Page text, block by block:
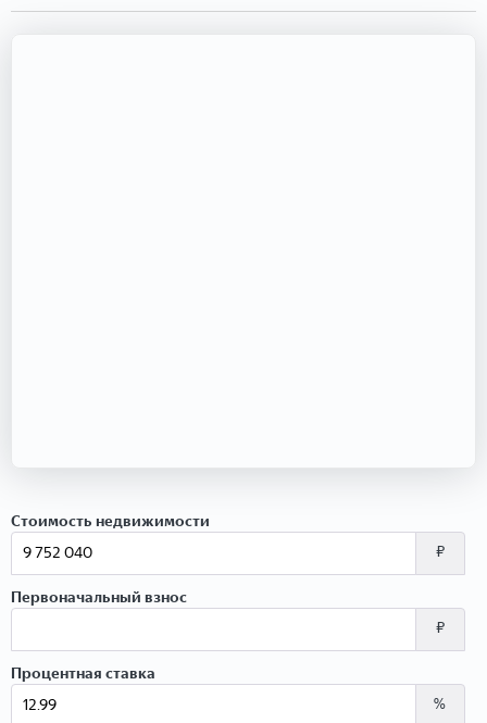
Стоимость недвижимости
₽
Первоначальный взнос
₽
Процентная ставка
%